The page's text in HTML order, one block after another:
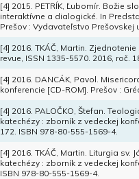
[4] 2015. PETRÍK, Ľubomír. Božie
interaktívne a dialogické. In
Prešov : Vydavateľstvo Prešovskej
[4] 2016. TKÁČ, Martin.
revue, ISSN 1335-5570. 2016, roč.
[4] 2016. DANCÁK, Pavol.
konferencie [CD-ROM]. Prešov :
[4] 2016. PALOČKO, Štefan.
katechézy : zborník z vedeckej
172. ISBN 978-80-555-1569-4.
[4] 2016. TKÁČ, Martin. Liturgia
katechézy : zborník z vedeckej
ISBN 978-80-555-1569-4.